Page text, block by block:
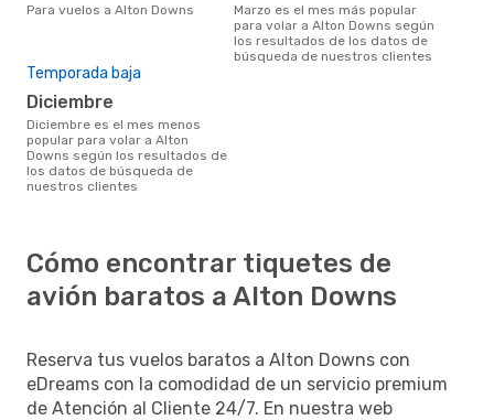
Para vuelos a Alton Downs
marzo es el mes más popular
para volar a Alton Downs según
los resultados de los datos de
búsqueda de nuestros clientes
Temporada baja
diciembre
diciembre es el mes menos
popular para volar a Alton
Downs según los resultados de
los datos de búsqueda de
nuestros clientes
Cómo encontrar tiquetes de
avión baratos a Alton Downs
Reserva tus vuelos baratos a Alton Downs con
eDreams con la comodidad de un servicio premium
de Atención al Cliente 24/7. En nuestra web